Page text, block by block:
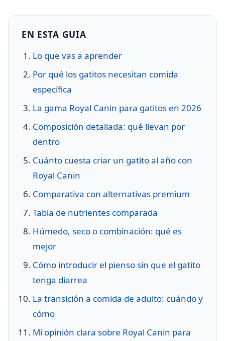
EN ESTA GUIA
Lo que vas a aprender
Por qué los gatitos necesitan comida
específica
La gama Royal Canin para gatitos en 2026
Composición detallada: qué llevan por
dentro
Cuánto cuesta criar un gatito al año con
Royal Canin
Comparativa con alternativas premium
Tabla de nutrientes comparada
Húmedo, seco o combinación: qué es
mejor
Cómo introducir el pienso sin que el gatito
tenga diarrea
La transición a comida de adulto: cuándo y
cómo
Mi opinión clara sobre Royal Canin para